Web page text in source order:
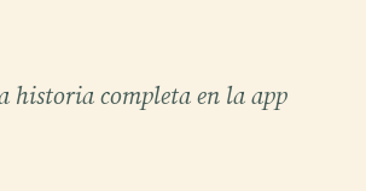
historia completa en la app